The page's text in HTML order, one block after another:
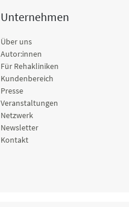
Unternehmen
Über uns
Autor:innen
Für Rehakliniken
Kundenbereich
Presse
Veranstaltungen
Netzwerk
Newsletter
Kontakt